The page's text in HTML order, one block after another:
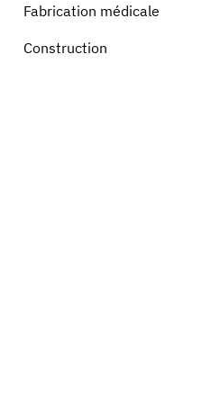
Fabrication médicale
Construction